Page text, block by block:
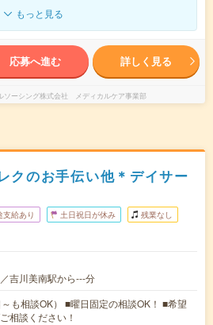
もっと見る
応募へ進む 詳しく見る
ソーシング株式会社 メディカルケア事業部
クのお手伝い他＊デイサー
支給あり 土日祝日が休み 残業なし
吉川美南駅から---分
も相談OK） ■曜日固定の相談OK！ ■希望
相談ください！